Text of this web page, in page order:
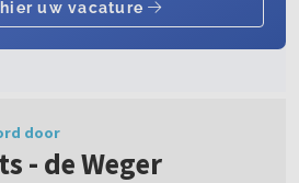
door
- de Weger